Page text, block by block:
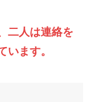
二人は連絡を
います。